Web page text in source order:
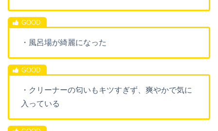
・風呂場が綺麗になった
・クリーナーの匂いもキツすぎず、爽やかで気に
入っている